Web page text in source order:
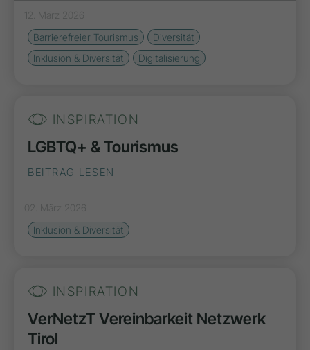
12. März 2026
Barrierefreier Tourismus
Diversität
Inklusion & Diversität
Digitalisierung
INSPIRATION
LGBTQ+ & Tourismus
BEITRAG LESEN
02. März 2026
Inklusion & Diversität
INSPIRATION
VerNetzT Vereinbarkeit Netzwerk
Tirol